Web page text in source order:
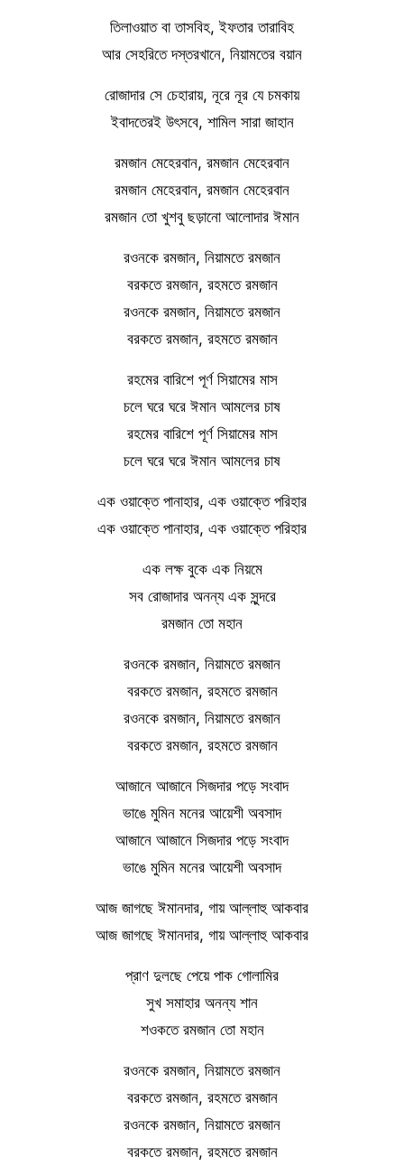
তিলাওয়াত বা তাসবিহ, ইফতার তারাবিহ
আর সেহরিতে দস্তরখানে, নিয়ামতের বয়ান
রোজাদার সে চেহারায়, নূরে নূর যে চমকায়
ইবাদতেরই উৎসবে, শামিল সারা জাহান
রমজান মেহেরবান, রমজান মেহেরবান
রমজান মেহেরবান, রমজান মেহেরবান
রমজান তো খুশবু ছড়ানো আলোদার ঈমান
রওনকে রমজান, নিয়ামতে রমজান
বরকতে রমজান, রহমতে রমজান
রওনকে রমজান, নিয়ামতে রমজান
বরকতে রমজান, রহমতে রমজান
রহমের বারিশে পূর্ণ সিয়ামের মাস
চলে ঘরে ঘরে ঈমান আমলের চাষ
রহমের বারিশে পূর্ণ সিয়ামের মাস
চলে ঘরে ঘরে ঈমান আমলের চাষ
এক ওয়াক্তে পানাহার, এক ওয়াক্তে পরিহার
এক ওয়াক্তে পানাহার, এক ওয়াক্তে পরিহার
এক লক্ষ বুকে এক নিয়মে
সব রোজাদার অনন্য এক সুন্দরে
রমজান তো মহান
রওনকে রমজান, নিয়ামতে রমজান
বরকতে রমজান, রহমতে রমজান
রওনকে রমজান, নিয়ামতে রমজান
বরকতে রমজান, রহমতে রমজান
আজানে আজানে সিজদার পড়ে সংবাদ
ভাঙে মুমিন মনের আয়েশী অবসাদ
আজানে আজানে সিজদার পড়ে সংবাদ
ভাঙে মুমিন মনের আয়েশী অবসাদ
আজ জাগছে ঈমানদার, গায় আল্লাহু আকবার
আজ জাগছে ঈমানদার, গায় আল্লাহু আকবার
প্রাণ দুলছে পেয়ে পাক গোলামির
সুখ সমাহার অনন্য শান
শওকতে রমজান তো মহান
রওনকে রমজান, নিয়ামতে রমজান
বরকতে রমজান, রহমতে রমজান
রওনকে রমজান, নিয়ামতে রমজান
বরকতে রমজান, রহমতে রমজান